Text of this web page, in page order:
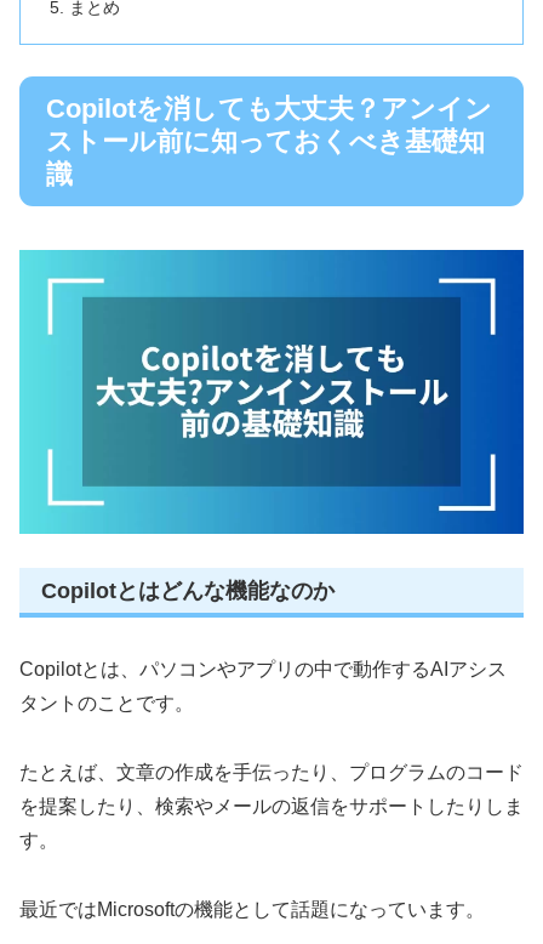
まとめ
Copilotを消しても大丈夫？アンイン
ストール前に知っておくべき基礎知
識
Copilotとはどんな機能なのか
Copilotとは、パソコンやアプリの中で動作するAIアシス
タントのことです。
たとえば、文章の作成を手伝ったり、プログラムのコード
を提案したり、検索やメールの返信をサポートしたりしま
す。
最近ではMicrosoftの機能として話題になっています。